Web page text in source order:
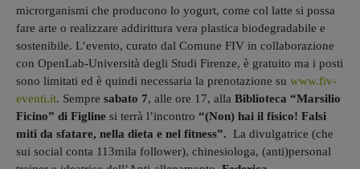
microrganismi che producono lo yogurt, come col latte si possa
fare arte o realizzare addirittura vera plastica biodegradabile e
sostenibile. L’evento, curato dal Comune FIV in collaborazione
con OpenLab-Università degli Studi Firenze, è gratuito ma i posti
sono limitati ed è quindi necessaria la prenotazione su www.fiv-
eventi.it. Sempre sabato 7, alle ore 17, alla Biblioteca “Marsilio
Ficino” di Figline si terrà l’incontro “(Non) hai il fisico! Falsi
miti da sfatare, nella dieta e nel fitness”. La divulgatrice (che
sui social conta 113mila follower), chinesiologa, (anti)personal